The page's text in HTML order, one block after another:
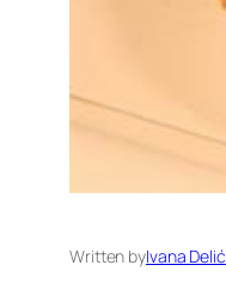
Written byIvana Delić